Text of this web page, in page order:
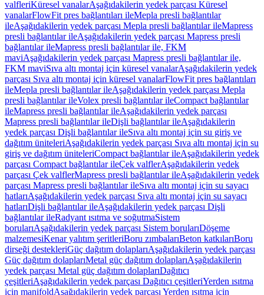
valfleriKüresel vanalarAşağıdakilerin yedek parçası Küresel
vanalarFlowFit pres bağlantıları ileMepla presli bağlantılar
ileAşağıdakilerin yedek parçası Mepla presli bağlantılar ileMapress
presli bağlantılar ileAşağıdakilerin yedek parçası Mapress presli
bağlantılar ileMapress presli bağlantılar ile, FKM
maviAşağıdakilerin yedek parçası Mapress presli bağlantılar ile,
FKM maviSıva altı montaj için küresel vanalarAşağıdakilerin yedek
parçası Sıva altı montaj için küresel vanalarFlowFit pres bağlantıları
ileMepla presli bağlantılar ileAşağıdakilerin yedek parçası Mepla
presli bağlantılar ileVolex presli bağlantılar ileCompact bağlantılar
ileMapress presli bağlantılar ileAşağıdakilerin yedek parçası
Mapress presli bağlantılar ileDişli bağlantılar ileAşağıdakilerin
yedek parçası Dişli bağlantılar ileSıva altı montaj için su giriş ve
dağıtım üniteleriAşağıdakilerin yedek parçası Sıva altı montaj için su
giriş ve dağıtım üniteleriCompact bağlantılar ileAşağıdakilerin yedek
parçası Compact bağlantılar ileÇek valflerAşağıdakilerin yedek
parçası Çek valflerMapress presli bağlantılar ileAşağıdakilerin yedek
parçası Mapress presli bağlantılar ileSıva altı montaj için su sayacı
hatlarıAşağıdakilerin yedek parçası Sıva altı montaj için su sayacı
hatlarıDişli bağlantılar ileAşağıdakilerin yedek parçası Dişli
bağlantılar ileRadyant ısıtma ve soğutmaSistem
borularıAşağıdakilerin yedek parçası Sistem borularıDöşeme
malzemesiKenar yalıtım şeritleriBoru zımbalarıBeton katkılarıBoru
dirseği destekleriGüç dağıtım dolaplarıAşağıdakilerin yedek parçası
Güç dağıtım dolaplarıMetal güç dağıtım dolaplarıAşağıdakilerin
yedek parçası Metal güç dağıtım dolaplarıDağıtıcı
çeşitleriAşağıdakilerin yedek parçası Dağıtıcı çeşitleriYerden ısıtma
için manifoldAşağıdakilerin yedek parçası Yerden ısıtma için